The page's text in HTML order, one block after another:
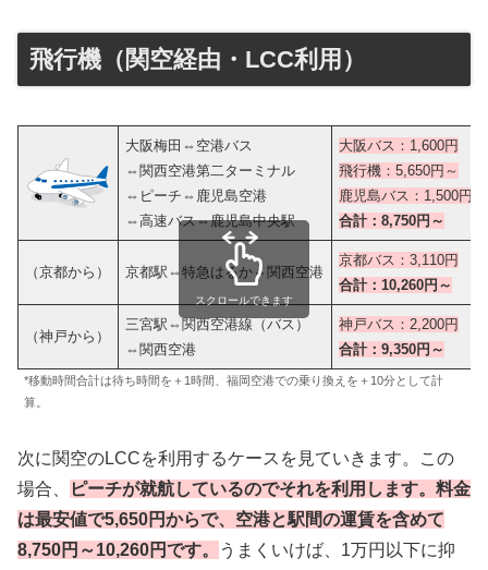
飛行機（関空経由・LCC利用）
大阪梅田⇔空港バス
⇔関西空港第二ターミナル
⇔ピーチ⇔鹿児島空港
⇔高速バス⇔鹿児島中央駅
大阪バス：1,600円
飛行機：5,650円～
鹿児島バス：1,500円
合計：8,750円～
（京都から） 京都駅⇔特急はるか⇔関西空港
京都バス：3,110円
合計：10,260円 ～
（神戸から）
三宮駅⇔関西空港線（バス）
⇔関西空港
神戸バス： 2,200円
合計：9,350円～
スクロールできます
*移動時間合計は待ち時間を＋1時間、福岡空港での乗り換えを＋10分として計
算。
次に関空のLCCを利用するケースを見ていきます。この
場合、
ピーチが就航しているのでそれを利用します。料金
は最安値で5,650円からで、空港と駅間の運賃を含めて
8,750円～10,260円です。
うまくいけば、1万円以下に抑